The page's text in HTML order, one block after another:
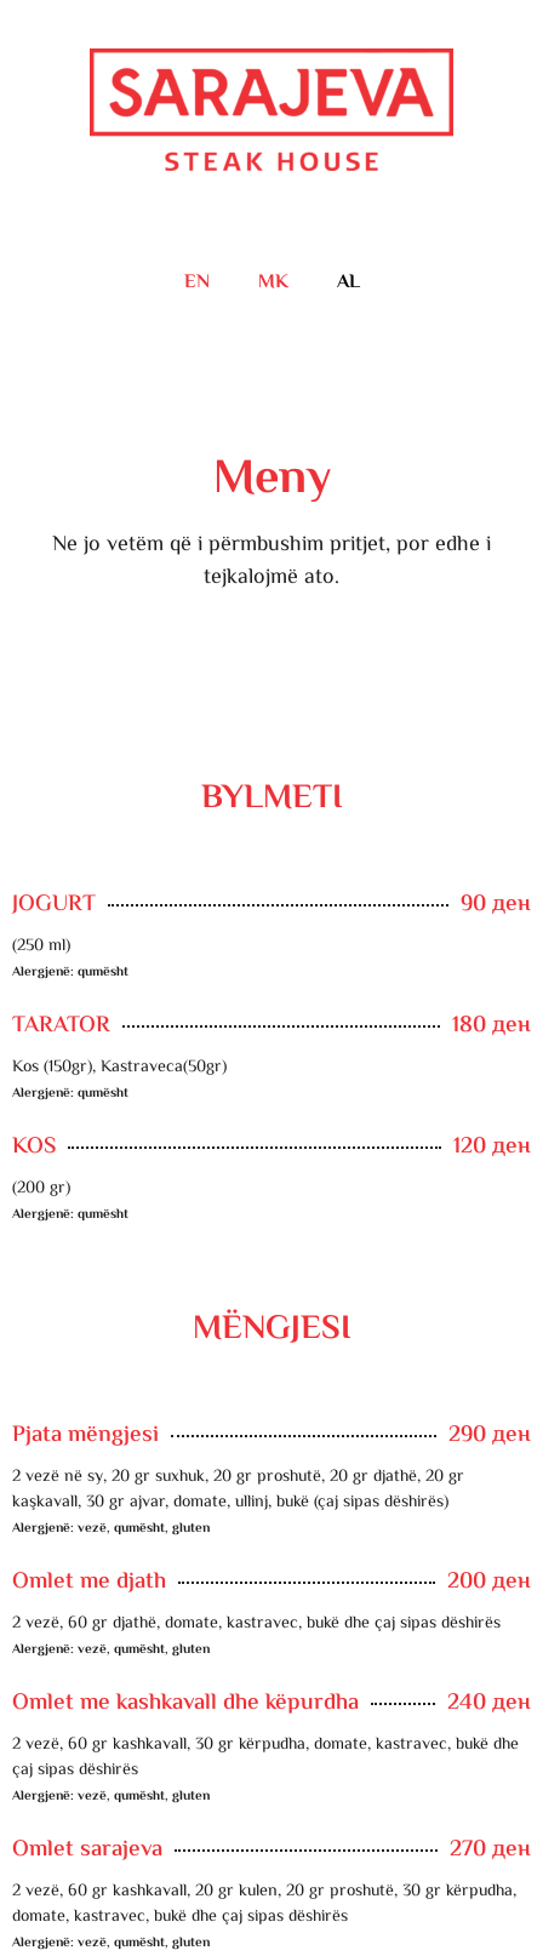
EN MK AL
Meny
Ne jo vetëm që i përmbushim pritjet, por edhe i
tejkalojmë ato.
BYLMETI
JOGURT 90 ден
(250 ml)
Alergjenë: qumësht
TARATOR 180 ден
Kos (150gr), Kastraveca(50gr)
Alergjenë: qumësht
KOS 120 ден
(200 gr)
Alergjenë: qumësht
MËNGJESI
Pjata mëngjesi 290 ден
2 vezë në sy, 20 gr suxhuk, 20 gr proshutë, 20 gr djathë, 20 gr
kaşkavall, 30 gr ajvar, domate, ullinj, bukë (çaj sipas dëshirës)
Alergjenë: vezë, qumësht, gluten
Omlet me djath 200 ден
2 vezë, 60 gr djathë, domate, kastravec, bukë dhe çaj sipas dëshirës
Alergjenë: vezë, qumësht, gluten
Omlet me kashkavall dhe këpurdha 240 ден
2 vezë, 60 gr kashkavall, 30 gr kërpudha, domate, kastravec, bukë dhe
çaj sipas dëshirës
Alergjenë: vezë, qumësht, gluten
Omlet sarajeva 270 ден
2 vezë, 60 gr kashkavall, 20 gr kulen, 20 gr proshutë, 30 gr kërpudha,
domate, kastravec, bukë dhe çaj sipas dëshirës
Alergjenë: vezë, qumësht, gluten